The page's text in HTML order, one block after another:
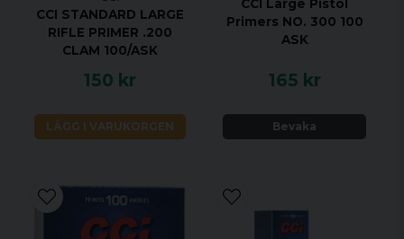
CCI STANDARD LARGE
RIFLE PRIMER .200
CLAM 100/ASK
150 kr
LÄGG I VARUKORGEN
CCI Large Pistol
Primers NO. 300 100
ASK
165 kr
Bevaka